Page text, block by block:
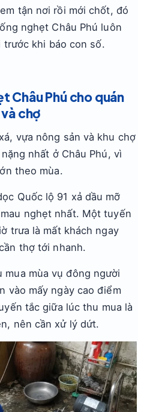
tận nơi rồi mới chốt, đó
nghẹt Châu Phú luôn
khi báo con số.
Châu Phú cho quán
chợ
vựa nông sản và khu chợ
nhất ở Châu Phú, vì
theo mùa.
Quốc lộ 91 xả dầu mỡ
nghẹt nhất. Một tuyến
trưa là mất khách ngay
thợ tới nhanh.
mùa vụ đông người
vào mấy ngày cao điểm
tắc giữa lúc thu mua là
nên cần xử lý dứt.